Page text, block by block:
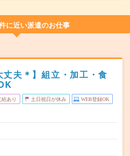
に近い派遣のお仕事
丈夫＊】組立・加工・食
あり 土日祝日が休み WEB登録OK